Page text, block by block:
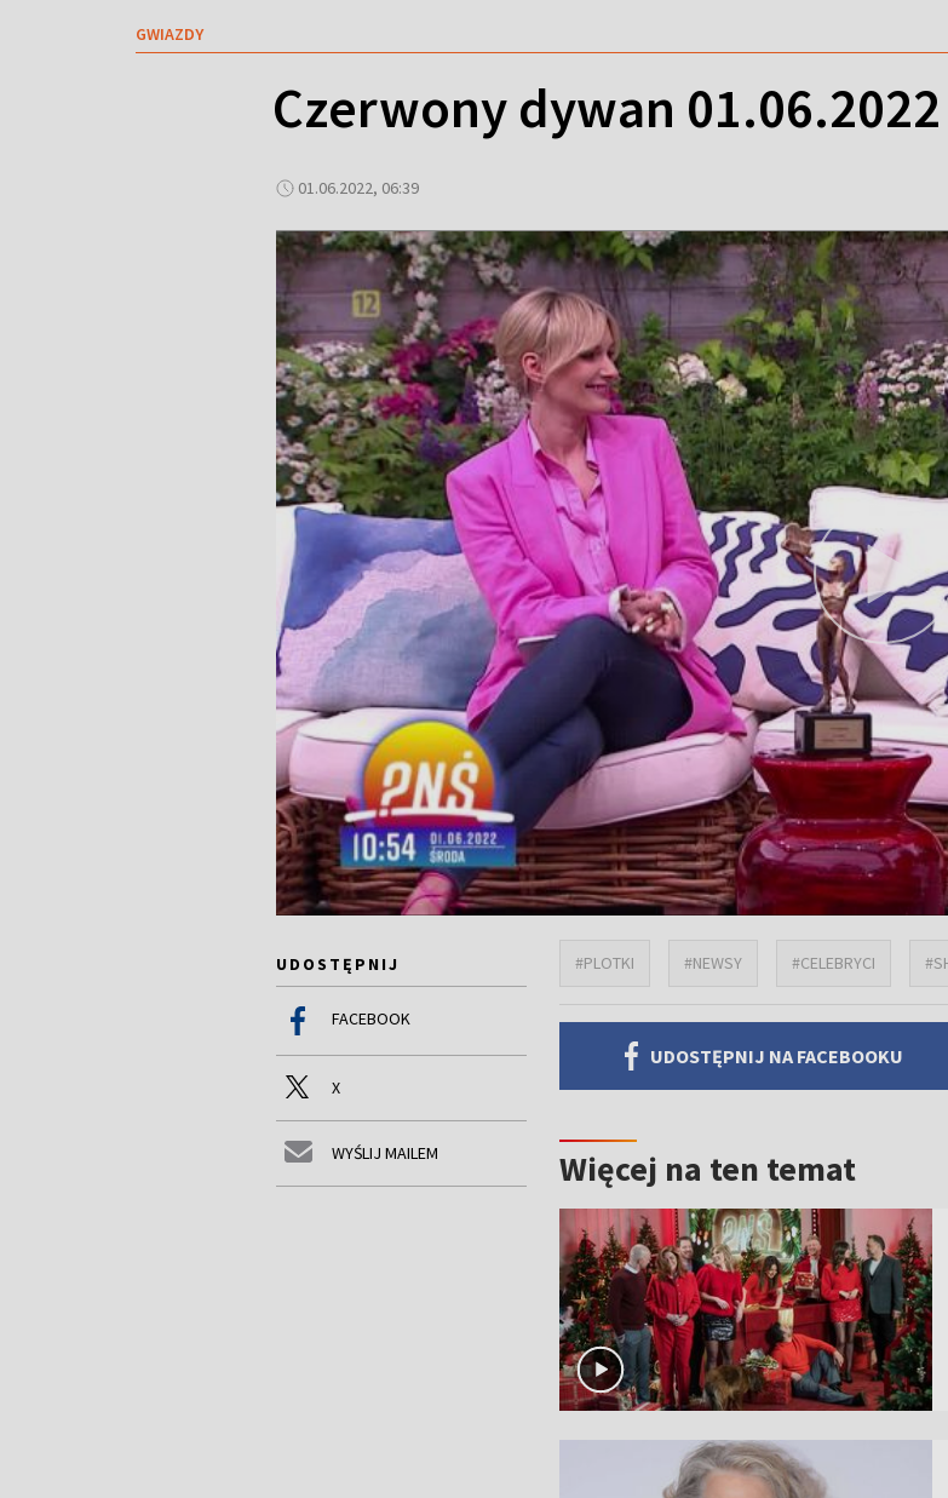
GWIAZDY
Czerwony dywan
01.06.2022, 06:39
UDOSTĘPNIJ
FACEBOOK
X
WYŚLIJ MAILEM
#PLOTKI #NEWSY #CELEBRYCI
UDOSTĘPNIJ NA FACEBOOKU
Więcej na ten temat